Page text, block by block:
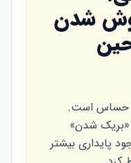
شدن
حساس است.
«بریک شدن»
سال ۱۴۰۵، با وجود پایداری بیشتر